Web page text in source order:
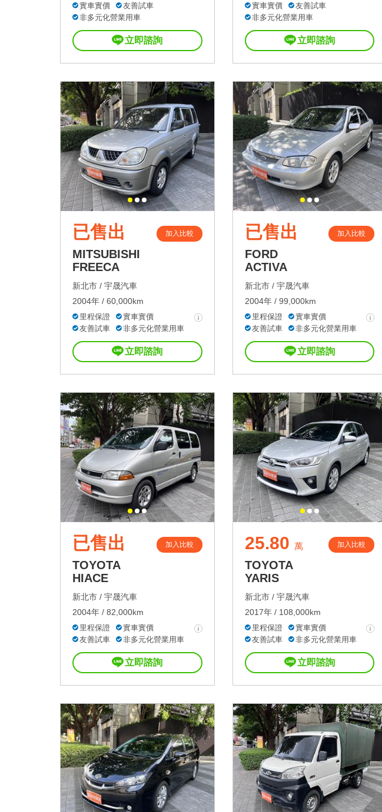
實車實價
友善試車
非多元化營業用車
立即諮詢
實車實價
友善試車
非多元化營業用車
立即諮詢
已售出 加入比較
MITSUBISHI
FREECA
新北市 / 宇晟汽車
2004年 / 60,000km
里程保證
實車實價
友善試車
非多元化營業用車
立即諮詢
已售出 加入比較
FORD
ACTIVA
新北市 / 宇晟汽車
2004年 / 99,000km
里程保證
實車實價
友善試車
非多元化營業用車
立即諮詢
已售出 加入比較
TOYOTA
HIACE
新北市 / 宇晟汽車
2004年 / 82,000km
里程保證
實車實價
友善試車
非多元化營業用車
立即諮詢
25.80 萬 加入比較
TOYOTA
YARIS
新北市 / 宇晟汽車
2017年 / 108,000km
里程保證
實車實價
友善試車
非多元化營業用車
立即諮詢